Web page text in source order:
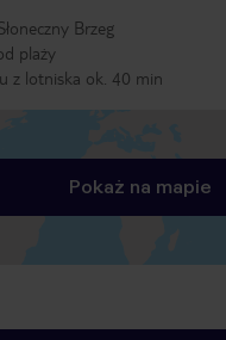
Brzeg
plaży
z lotniska ok. 40 min
Pokaż na mapie